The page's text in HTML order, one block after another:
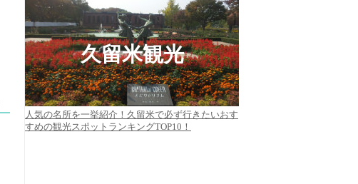
久留米観光
人気の名所を一挙紹介！久留米で必ず行きたいおす
すめの観光スポットランキングTOP10！